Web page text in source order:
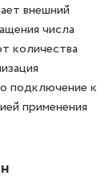
внешний
числа
количества
подключение к
применения